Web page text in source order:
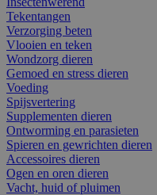
Tekentangen
Verzorging beten
Vlooien en teken
Wondzorg dieren
Gemoed en stress dieren
Voeding
Spijsvertering
Supplementen dieren
Ontworming en parasieten
Spieren en gewrichten dieren
Accessoires dieren
Ogen en oren dieren
Vacht, huid of pluimen